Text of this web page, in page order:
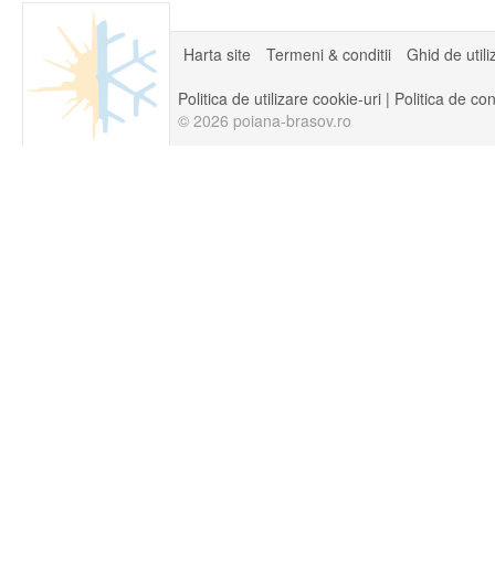
Harta site Termeni & conditii
Ghid de
Politica de utilizare cookie-uri | Politica de
© 2026 poiana-brasov.ro